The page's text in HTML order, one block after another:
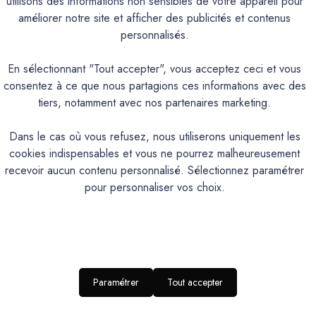
FADA, FIGUIER, GOLF CLAIR, GRAND PIN,
TREMPETTE.Teintes qui peuvent être utilisées à
CAMIN, CANAILLE, CHAVANNE, FRIOUL,
PRODUIT
de chaux naturel et écologique à base de pate pigmentaire utilisées. Cette
l'Exterieur, choisissez l'option "Téinté
Pate pigmentaire (pré-
améliorer notre site et afficher des publicités et contenus
personnalisés.
En sélectionnant "Tout accepter", vous acceptez ceci et vous
consentez à ce que nous partagions ces informations avec des
tiers, notamment avec nos partenaires marketing.
Dans le cas où vous refusez, nous utiliserons uniquement les
cookies indispensables et vous ne pourrez malheureusement
recevoir aucun contenu personnalisé. Sélectionnez paramétrer
pour personnaliser vos choix.
Paramétrer Tout accepter